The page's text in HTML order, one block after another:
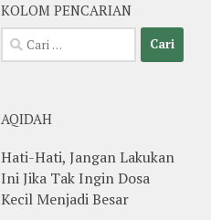
KOLOM PENCARIAN
Cari
untuk:
AQIDAH
Hati-Hati, Jangan Lakukan
Ini Jika Tak Ingin Dosa
Kecil Menjadi Besar